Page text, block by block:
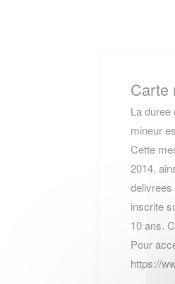
Carte
La duree
mineur
Cette
2014,
inscrite
10 ans.
Pour
https://